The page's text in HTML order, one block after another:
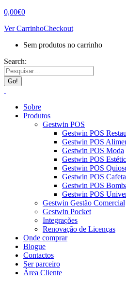
0,00€0
Ver CarrinhoCheckout
Sem produtos no carrinho
Search:
Sobre
Produtos
Gestwin POS
Gestwin POS
Gestwin POS
Gestwin POS Moda
Gestwin POS
Gestwin POS
Gestwin POS
Gestwin POS
Gestwin POS
Gestwin Gestão Comercial
Gestwin Pocket
Integrações
Renovação de Licenças
Onde comprar
Blogue
Contactos
Ser parceiro
Área Cliente